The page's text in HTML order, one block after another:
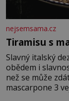
nejsemsama.cz
Tiramisu s
Slavný italský
obědem i
než se může zdát.
mascarpone 3 vejce 80 g cukru 200 g cukrářských